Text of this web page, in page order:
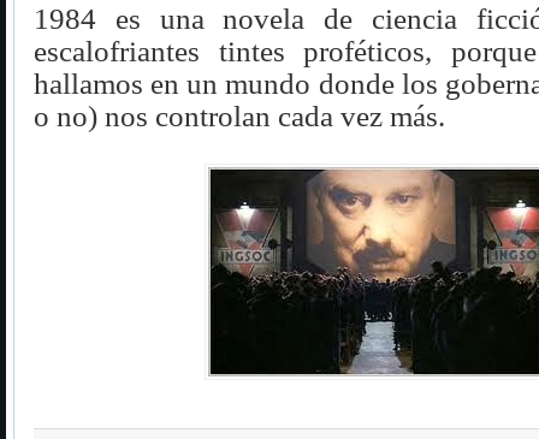
1984 es una novela de ciencia
escalofriantes tintes proféticos,
hallamos en un mundo donde los
o no) nos controlan cada vez más.